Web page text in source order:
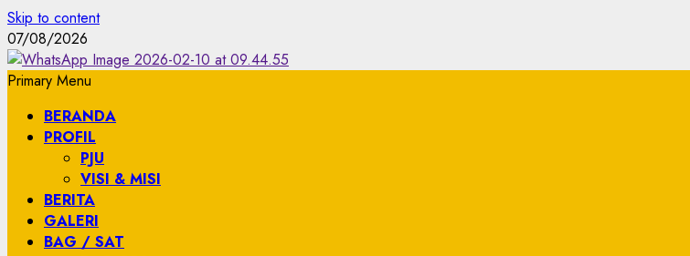
Skip to content
07/08/2026
Primary Menu
BERANDA
PROFIL
PJU
VISI & MISI
BERITA
GALERI
BAG / SAT